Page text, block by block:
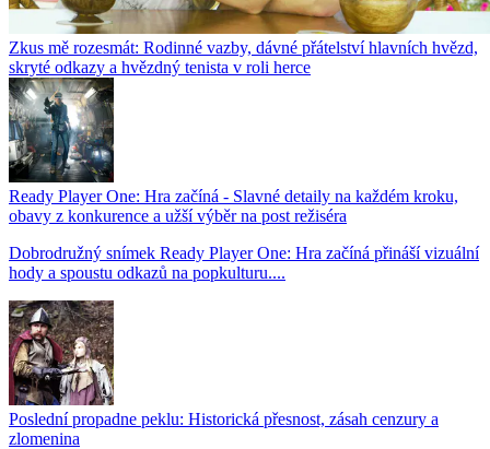
Zkus mě rozesmát: Rodinné vazby, dávné přátelství hlavních hvězd,
skryté odkazy a hvězdný tenista v roli herce
Ready Player One: Hra začíná - Slavné detaily na každém kroku,
obavy z konkurence a užší výběr na post režiséra
Dobrodružný snímek Ready Player One: Hra začíná přináší vizuální
hody a spoustu odkazů na popkulturu....
Poslední propadne peklu: Historická přesnost, zásah cenzury a
zlomenina